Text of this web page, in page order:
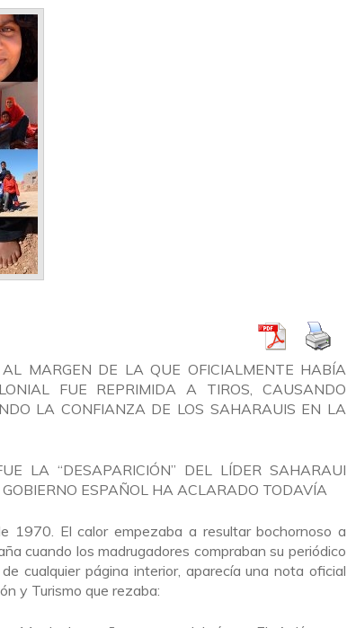
MARGEN DE LA QUE OFICIALMENTE HABÍA
FUE REPRIMIDA A TIROS, CAUSANDO
LA CONFIANZA DE LOS SAHARAUIS EN LA
LA “DESAPARICIÓN” DEL LÍDER SAHARAUI
ESPAÑOL HA ACLARADO TODAVÍA
1970. El calor empezaba a resultar bochornoso a
cuando los madrugadores compraban su periódico
cualquier página interior, aparecía una nota oficial
y Turismo que rezaba: